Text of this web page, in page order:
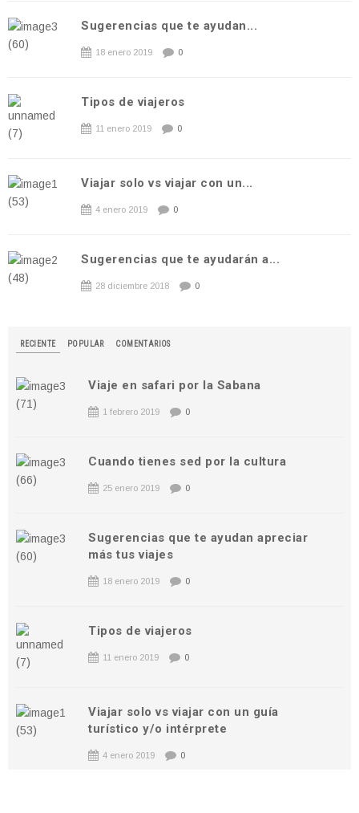
Sugerencias que te ayudan...
18 enero 2019 0
Tipos de viajeros
11 enero 2019 0
Viajar solo vs viajar con un...
4 enero 2019 0
Sugerencias que te ayudarán a...
28 diciembre 2018 0
RECIENTE POPULAR COMENTARIOS
Viaje en safari por la Sabana
1 febrero 2019 0
Cuando tienes sed por la cultura
25 enero 2019 0
Sugerencias que te ayudan apreciar
más tus viajes
18 enero 2019 0
Tipos de viajeros
11 enero 2019 0
Viajar solo vs viajar con un guía
turístico y/o intérprete
4 enero 2019 0